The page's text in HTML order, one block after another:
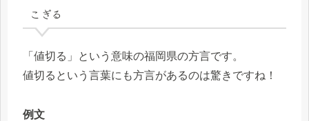
こぎる
「値切る」という意味の福岡県の方言です。
値切るという言葉にも方言があるのは驚きですね！
例文